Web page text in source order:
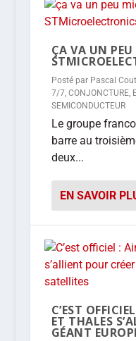
ÇA VA UN
Posté par Pascal
7/7, CONJONCTURE,
SEMICONDUCTEUR
Le groupe
barre au
deux...
EN SAVOIR
C’EST
ET THALES
GÉANT